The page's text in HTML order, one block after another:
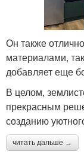
Он также
материалами,
добавляет еще
В целом,
прекрасным
созданию
читать дальше →